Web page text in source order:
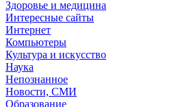
Здоровье и медицина
Интересные сайты
Интернет
Компьютеры
Культура и искусство
Наука
Непознанное
Новости, СМИ
Образование